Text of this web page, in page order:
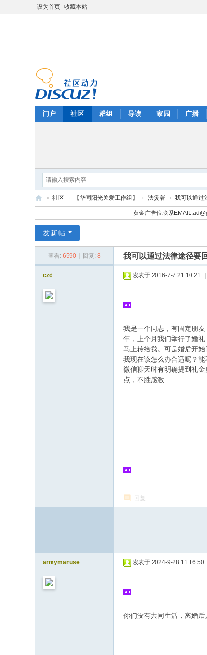
设为首页 收藏本站
门户 社区 群组 导读 家园 广播
同
|
同
社
» 社区 › 【华同阳光关爱工作组】 › 法援署 › 我可以通过
黄金广告位联系EMAIL:
发新帖
查看: 6590 回复: 8 我可以通过法律途径要
czd 发表于 2016-7-7 21:10:21
我是一个同志，有固定朋
年，上个月我们举行了婚
马上转给我。可是婚后开
我现在该怎么办合适呢？
微信聊天时有明确提到礼
点，不胜感激……
回复
armymanuse 发表于 2024-9-28 11:16:50
你们没有共同生活，离婚